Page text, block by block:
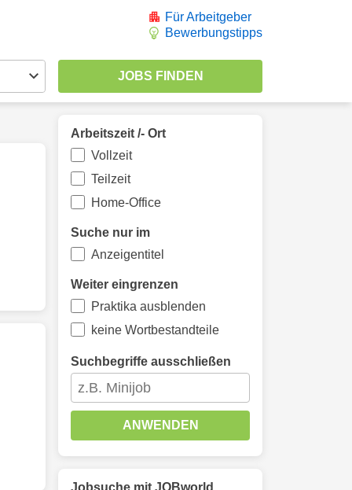
Für Arbeitgeber
Bewerbungstipps
Arbeitszeit /- Ort
Vollzeit
Teilzeit
Home-Office
Suche nur im
Anzeigentitel
Weiter eingrenzen
Praktika ausblenden
keine Wortbestandteile
Suchbegriffe ausschließen
ANWENDEN
Jobsuche mit JOBworld